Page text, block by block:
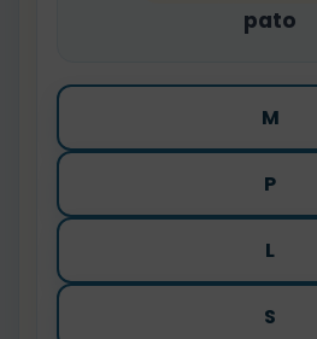
pato
M
P
L
S